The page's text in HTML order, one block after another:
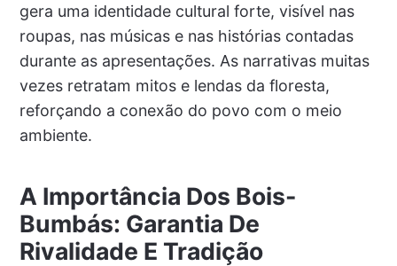
gera uma identidade cultural forte, visível nas
roupas, nas músicas e nas histórias contadas
durante as apresentações. As narrativas muitas
vezes retratam mitos e lendas da floresta,
reforçando a conexão do povo com o meio
ambiente.
A Importância Dos Bois-
Bumbás: Garantia De
Rivalidade E Tradição